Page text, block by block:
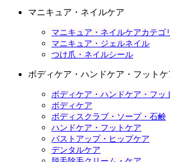
マニキュア・ネイルケア
マニキュア・ネイルケアカテゴ
マニキュア・ジェルネイル
つけ爪・ネイルシール
ボディケア・ハンドケア・フットケ
ボディケア・ハンドケア・フッ
ボディケア
ボディスクラブ・ソープ・石鹸
ハンドケア・フットケア
バストアップ・ヒップケア
デンタルケア